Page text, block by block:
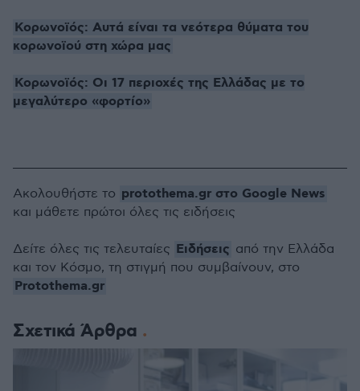
Κορωνοϊός: Αυτά είναι τα νεότερα θύματα του
κορωνοϊού στη χώρα μας
Κορωνοϊός: Οι 17 περιοχές της Ελλάδας με το
μεγαλύτερο «φορτίο»
Σχετικά Άρθρα
Ακολουθήστε το protothema.gr στο Google News
και μάθετε πρώτοι όλες τις ειδήσεις
Δείτε όλες τις τελευταίες Ειδήσεις από την Ελλάδα
και τον Κόσμο, τη στιγμή που συμβαίνουν, στο
Protothema.gr